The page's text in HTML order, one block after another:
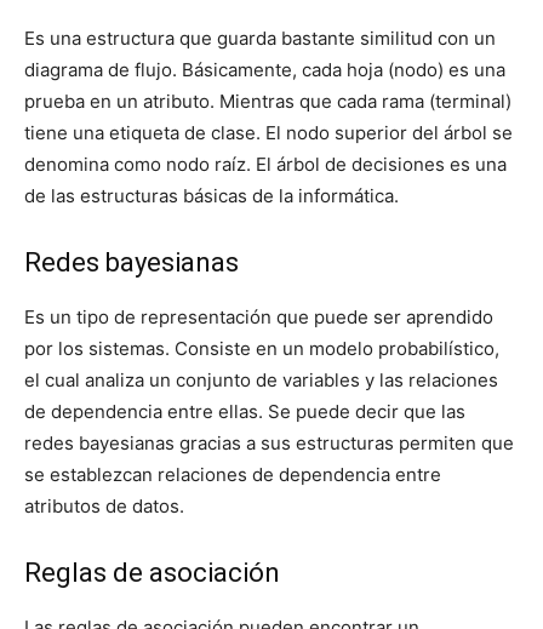
Es una estructura que guarda bastante similitud con un
diagrama de flujo. Básicamente, cada hoja (nodo) es una
prueba en un atributo. Mientras que cada rama (terminal)
tiene una etiqueta de clase. El nodo superior del árbol se
denomina como nodo raíz. El árbol de decisiones es una
de las estructuras básicas de la informática.
Redes bayesianas
Es un tipo de representación que puede ser aprendido
por los sistemas. Consiste en un modelo probabilístico,
el cual analiza un conjunto de variables y las relaciones
de dependencia entre ellas. Se puede decir que las
redes bayesianas gracias a sus estructuras permiten que
se establezcan relaciones de dependencia entre
atributos de datos.
Reglas de asociación